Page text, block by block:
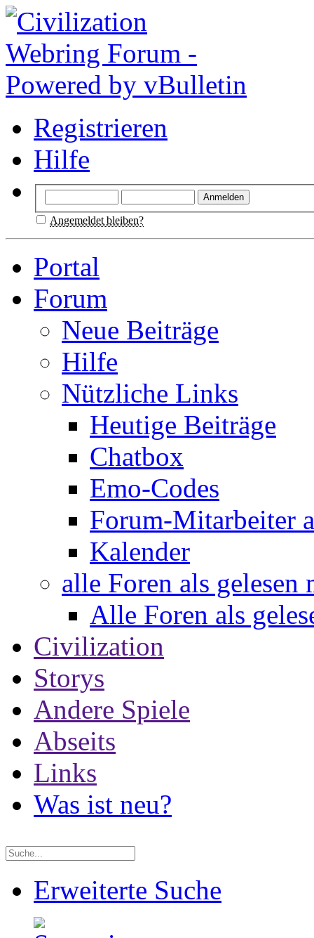
Registrieren
Hilfe
Angemeldet bleiben?
Portal
Forum
Neue Beiträge
Hilfe
Nützliche Links
Heutige Beiträge
Chatbox
Emo-Codes
Forum-Mitarbeiter
Kalender
alle Foren als gelesen
Alle Foren als
Civilization
Storys
Andere Spiele
Abseits
Links
Was ist neu?
Erweiterte Suche